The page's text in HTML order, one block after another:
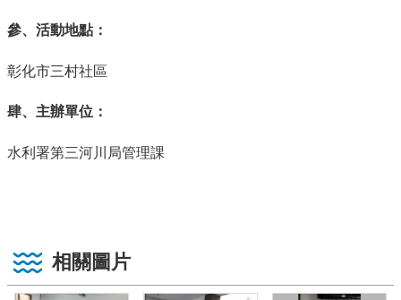
參、活動地點：
彰化市三村社區
肆、主辦單位：
水利署第三河川局管理課
相關圖片